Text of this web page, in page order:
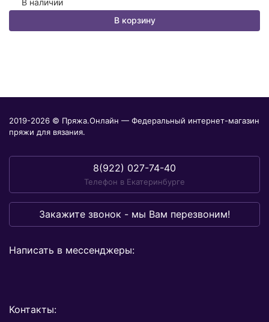
В наличии
В корзину
2019-2026 © Пряжа.Онлайн — Федеральный интернет-магазин
пряжи для вязания.
8(922) 027-74-40
Телефон в Екатеринбурге
Закажите звонок - мы Вам перезвоним!
Написать в мессенджеры:
Контакты: